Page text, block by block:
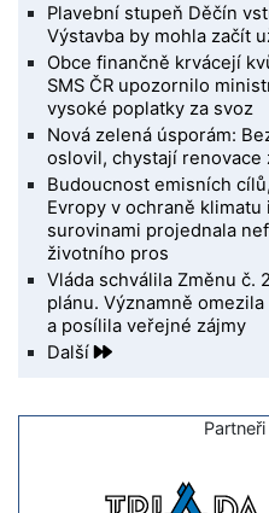
Plavební stupeň Děčín
Výstavba by mohla začít
Obce finančně krvácejí
SMS ČR upozornilo
vysoké poplatky za svoz
Nová zelená úsporám:
oslovil, chystají renovace
Budoucnost emisních
Evropy v ochraně
surovinami projednala
životního pros
Vláda schválila Změnu č.
plánu. Významně
a posílila veřejné zájmy
Další